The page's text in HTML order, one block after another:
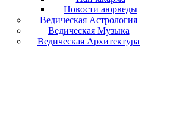
Новости аюрведы
Ведическая Астрология
Ведическая Музыка
Ведическая Архитектура